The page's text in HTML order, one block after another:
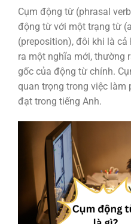
Cụm động từ (phrasal
động từ với một trạng từ
(preposition), đôi khi là cả
ra một nghĩa mới, thường
gốc của động từ chính.
quan trọng trong việc làm
đạt trong tiếng Anh.